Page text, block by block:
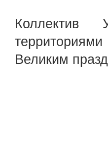
Коллектив
Великим